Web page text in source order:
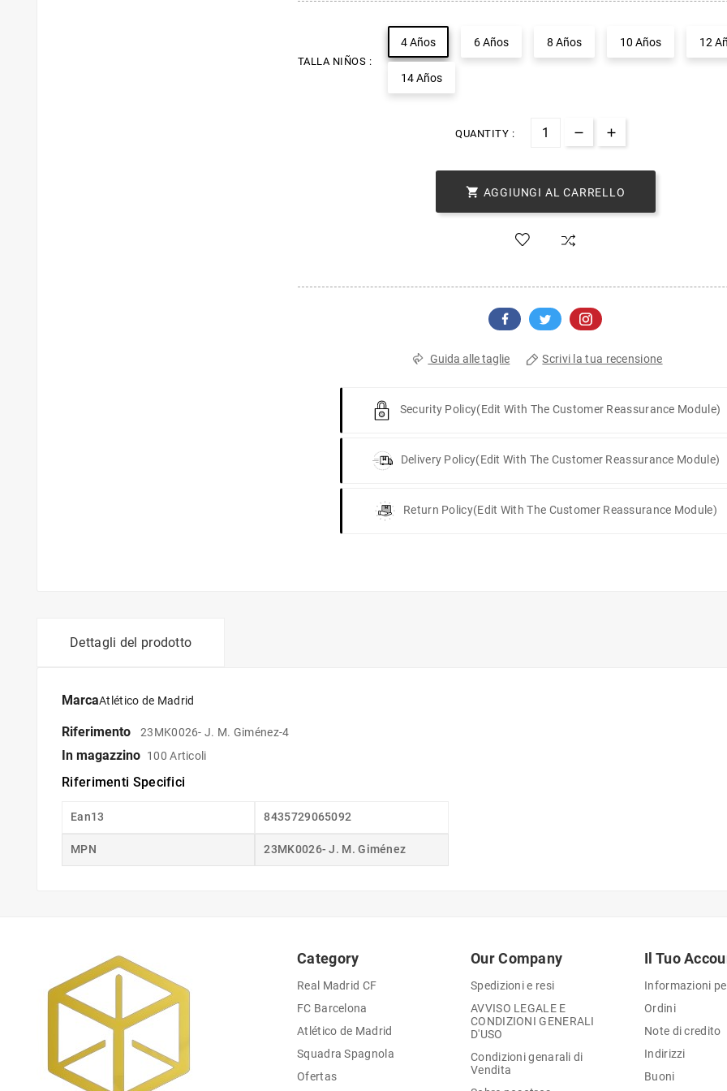
TALLA NIÑOS :
4 Años 6 Años 8 Años 10 Años 12
14 Años
QUANTITY :
 AGGIUNGI AL CARRELLO
Guida alle taglie Scrivi la tua recensione
Security Policy(edit With The Customer Reassurance Module)
Delivery Policy(edit With The Customer Reassurance Module)
Return Policy(edit With The Customer Reassurance Module)
Dettagli del prodotto
MarcaAtlético de Madrid
Riferimento 23MK0026- J. M. Giménez-4
In magazzino 100 Articoli
Riferimenti Specifici
Ean13 8435729065092
MPN 23MK0026- J. M. Giménez
Category
Real Madrid CF
FC Barcelona
Atlético de Madrid
Squadra Spagnola
Ofertas
Our Company
Spedizioni e resi
AVVISO LEGALE E
CONDIZIONI GENERALI
D'USO
Condizioni genarali di
Vendita
Il Tuo
Informazioni
Ordini
Note di credito
Indirizzi
Buoni